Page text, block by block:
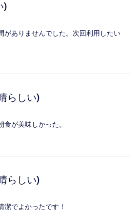
)
がありませんでした。次回利用したい
らしい)
が美味しかった。
らしい)
潔でよかったです！